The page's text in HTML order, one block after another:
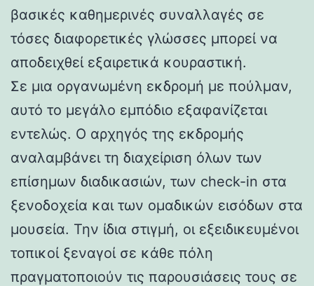
βασικές καθημερινές συναλλαγές σε
τόσες διαφορετικές γλώσσες μπορεί να
αποδειχθεί εξαιρετικά κουραστική.
Σε μια οργανωμένη εκδρομή με πούλμαν,
αυτό το μεγάλο εμπόδιο εξαφανίζεται
εντελώς. Ο αρχηγός της εκδρομής
αναλαμβάνει τη διαχείριση όλων των
επίσημων διαδικασιών, των check-in στα
ξενοδοχεία και των ομαδικών εισόδων στα
μουσεία. Την ίδια στιγμή, οι εξειδικευμένοι
τοπικοί ξεναγοί σε κάθε πόλη
πραγματοποιούν τις παρουσιάσεις τους σε